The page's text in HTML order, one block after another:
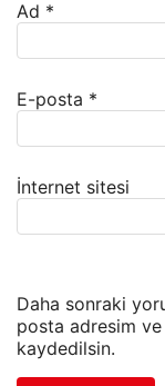
Ad *
E-posta *
İnternet sitesi
Daha sonraki
posta adresim ve
kaydedilsin.